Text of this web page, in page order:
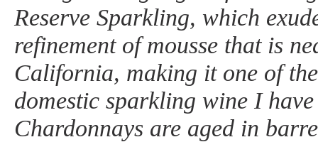
Reserve Sparkling, which
refinement of mousse that is
California, making it one of
domestic sparkling wine I
Chardonnays are aged in